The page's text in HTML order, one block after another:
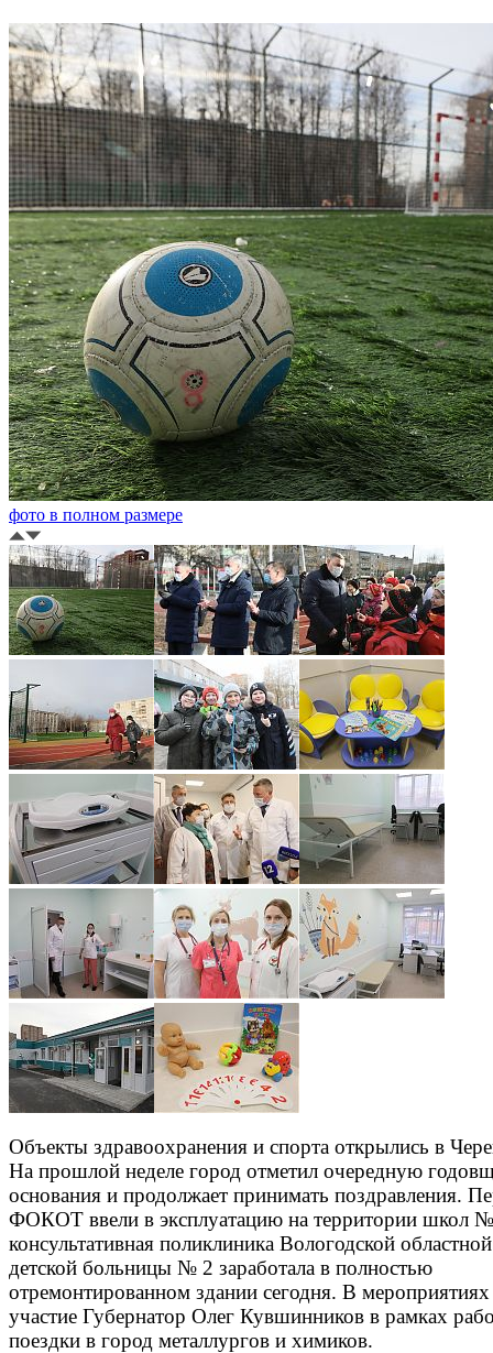
фото в полном размере
Объекты здравоохранения и спорта открылись в
На прошлой неделе город отметил очередную
основания и продолжает принимать поздравления.
ФОКОТ ввели в эксплуатацию на территории школ
консультативная поликлиника Вологодской областной
детской больницы № 2 заработала в полностью
отремонтированном здании сегодня. В
участие Губернатор Олег Кувшинников в рамках
поездки в город металлургов и химиков.